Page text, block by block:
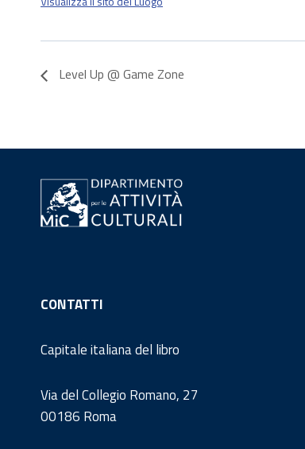
Level Up @ Game Zone
CONTATTI
Capitale italiana del libro
Via del Collegio Romano, 27
00186 Roma